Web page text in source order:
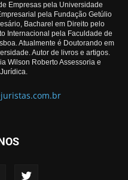
Empresas pela Universidade
pela Fundação Getúlio
Bacharel em Direito pelo
Internacional pela Faculdade de
Atualmente é Doutorando em
Autor de livros e artigos.
Wilson Roberto Assessoria e